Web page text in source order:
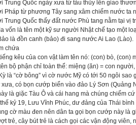
Trung Quốc ngày xưa từ tàu thủy lên giao
Pháp từ phương Tây sang xâm chiếm nước ta
Trung Quốc thấy đất nước Phù tang nằm tại vị
vốn là tên một kỹ sư người Nhật chế tạo một
là đồn canh (bảo) đi sang nước Ai Lao (Lào).
chứa
kêu của con vật làm tên nó: (con) bò, (con)
bộ phận chỉ toàn thể: miệng (ăn) = con
là “cờ bông” vì cờ nước Mỹ có tới 50 ngôi
xưa, có bọn cướp biển vào đảo Lý Sơn
là giặc Tàu Ô và cái hang mà chúng chiếm
kỷ 19, Lưu Vĩnh Phúc, dư đảng của Thái
cờ màu đen nên dân ta gọi bọn cướp này là
trẻ, cây bút trẻ là cách gọi các vận động